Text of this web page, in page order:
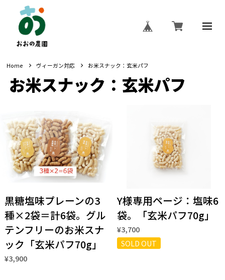
Home ヴィーガン対応 お米スナック：玄米パフ
お米スナック：玄米パフ
黒糖塩味プレーンの3
種×2袋＝計6袋。グル
テンフリーのお米スナ
ック「玄米パフ70g」
¥3,900
Y様専用ページ：塩味6
袋。「玄米パフ70g」
¥3,700
SOLD OUT